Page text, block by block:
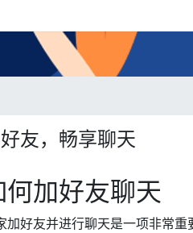
友，畅享聊天
加好友聊天
加好友并进行聊天是一项非常